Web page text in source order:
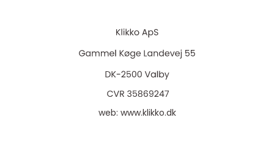
web: www.klikko.dk